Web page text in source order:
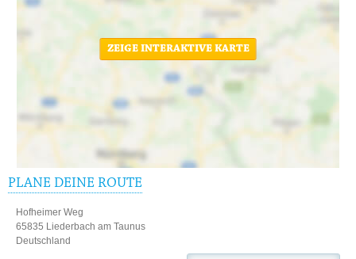
ZEIGE INTERAKTIVE KARTE
PLANE DEINE ROUTE
Hofheimer Weg
65835 Liederbach am Taunus
Deutschland